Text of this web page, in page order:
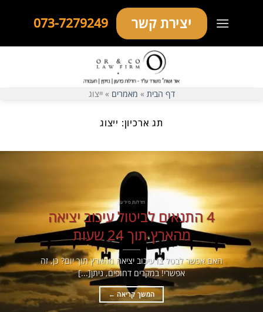
יצירת קשר 073-7279249
דף הבית » מאמרים » ייצוג
תג ארכיון: ייצוג
חדלות פירעון
4 התנאים לביטול עיכוב יציאה
מהארץ תוך 24 שעות
האם אפשר לבטל צו עיכוב יציאה מהארץ תוך יום? כן, זה
אפשרי! במקרים דחופים, ניתן[...]
המשך קריאה ←